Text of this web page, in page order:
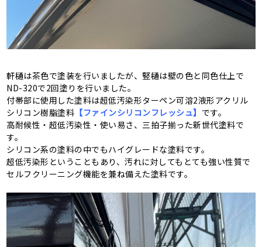
軒樋は茶色で塗装を行いましたが、竪樋は壁の色と同色仕上で
ND-320で2回塗りを行いました。
付帯部に使用した塗料は超低汚染形ターペン可溶2液形アクリル
シリコン樹脂塗料 【ファインシリコンフレッシュ】 です。
高耐候性・超低汚染性・使い易さ、三拍子揃った新世代塗料で
す。
シリコン系の塗料の中でもハイグレードな塗料です。
超低汚染形ということもあり、汚れに対してもとても強い性質で
セルフクリーニング機能を兼ね備えた塗料です。